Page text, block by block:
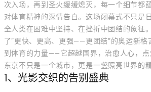
次入场，再到圣火缓缓熄灭，每一个细节都
对体育精神的深情告白。这场闭幕式不只是
全人类在困难中坚持、在挫折中团结的象征
了“更快、更高、更强——更团结”的奥运新格
到体育的力量——它超越国界，治愈人心，点
东京不只是一个城市，更是一盏照亮世界的
1、光影交织的告别盛典